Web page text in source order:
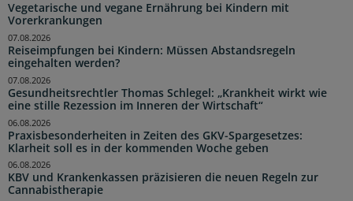
Vegetarische und vegane Ernährung bei Kindern mit
Vorerkrankungen
Reiseimpfungen bei Kindern: Müssen Abstandsregeln
eingehalten werden?
07.08.2026
Gesundheitsrechtler Thomas Schlegel: „Krankheit wirkt wie
eine stille Rezession im Inneren der Wirtschaft“
07.08.2026
Praxisbesonderheiten in Zeiten des GKV-Spargesetzes:
Klarheit soll es in der kommenden Woche geben
06.08.2026
KBV und Krankenkassen präzisieren die neuen Regeln zur
Cannabistherapie
06.08.2026